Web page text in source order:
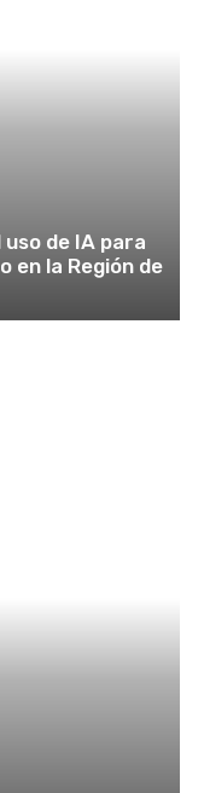
de IA para
la Región de